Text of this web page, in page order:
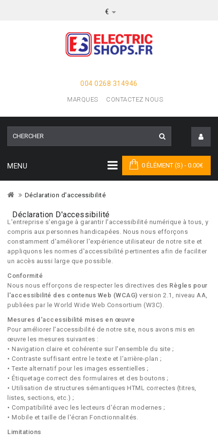
€
004 0268 314946
MARQUES CONTACTEZ NOUS
0 ÉLÉMENT (S) - 0.00€
MENU
Déclaration d'accessibilité
Déclaration D'accessibilité
L'entreprise s'engage à garantir l'accessibilité numérique à tous, y
compris aux personnes handicapées. Nous nous efforçons
constamment d'améliorer l'expérience utilisateur de notre site et
appliquons les normes d'accessibilité pertinentes afin de faciliter
un accès aussi large que possible.
Conformité
Nous nous efforçons de respecter les directives des Règles pour
l'accessibilité des contenus Web (WCAG) version 2.1, niveau AA,
publiées par le World Wide Web Consortium (W3C).
Mesures d'accessibilité mises en œuvre
Pour améliorer l'accessibilité de notre site, nous avons mis en
œuvre les mesures suivantes :
• Navigation claire et cohérente sur l'ensemble du site ;
• Contraste suffisant entre le texte et l'arrière-plan ;
• Texte alternatif pour les images essentielles ;
• Étiquetage correct des formulaires et des boutons ;
• Utilisation de structures sémantiques HTML correctes (titres,
listes, sections, etc.) ;
• Compatibilité avec les lecteurs d'écran modernes ;
• Mobile et taille de l'écran Fonctionnalités.
Limitations